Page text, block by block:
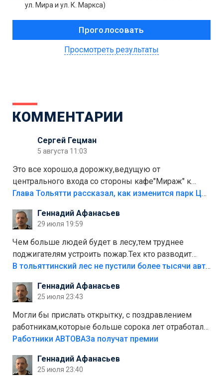
ул. Мира и ул. К. Маркса)
Просмотреть результаты
КОММЕНТАРИИ
Сергей Гецман
5 августа 11:03
Это все хорошо,а дорожку,ведущую от
центрального входа со стороны кафе"Мираж" к
аттракционам слабо доделать?А то бордюры
лежала в парке и испортилась.Да еще,видимо,часть
украли.
Глава Тольятти рассказал, как изменится парк Центрального района
Геннадий Афанасьев
29 июля 19:59
Чем больше людей будет в лесу,тем труднее
поджигателям устроить пожар.Тех кто разводит
костры,тех надо безбожно штрафовать.Камер полно
Штрафы мизерные.
В тольяттинский лес не пустили более тысячи автомобилей
Геннадий Афанасьев
25 июля 23:43
Могли бы прислать открытку, с поздравлением
работникам,которые больше сорока лет отработали
на предприятии.
Работники АВТОВАЗа получат премии
Геннадий Афанасьев
25 июля 23:40